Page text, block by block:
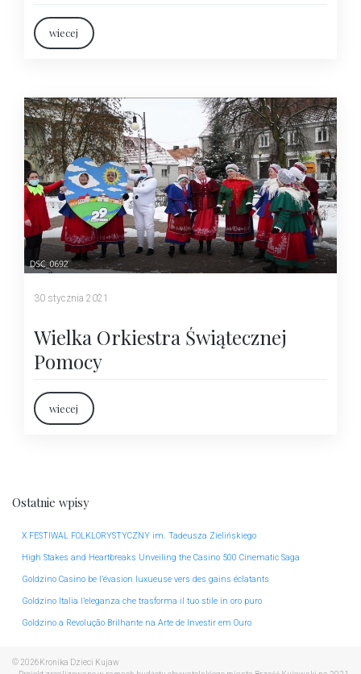
wiecej
30 stycznia 2021
Wielka Orkiestra Świątecznej
Pomocy
wiecej
Ostatnie wpisy
X FESTIWAL FOLKLORYSTYCZNY im. Tadeusza Zielińskiego
High Stakes and Heartbreaks Unveiling the Casino 500 Cinematic Saga
Goldzino Casino be l’évasion luxueuse vers des gains éclatants
Goldzino Italia l’eleganza che trasforma il tuo stile in oro puro
Goldzino a Revolução Brilhante na Arte de Investir em Ouro
© 2026Kronika Dzieci Kujaw